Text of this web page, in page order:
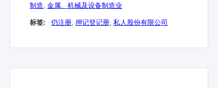
制造, 金属、机械及设备制造业
标签: 仍注册, 押记登记册, 私人股份有限公司